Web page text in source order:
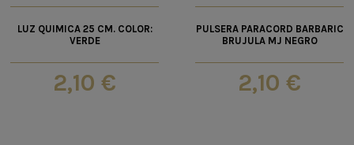
LUZ QUIMICA 25 CM. COLOR:
VERDE
2,10 €
PULSERA PARACORD BARBARIC
BRUJULA MJ NEGRO
2,10 €